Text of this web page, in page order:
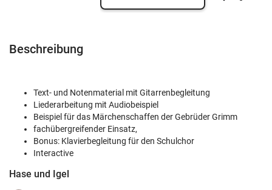
Beschreibung
Text- und Notenmaterial mit Gitarrenbegleitung
Liederarbeitung mit Audiobeispiel
Beispiel für das Märchenschaffen der Gebrüder Grimm
fachübergreifender Einsatz,
Bonus: Klavierbegleitung für den Schulchor
Interactive
Hase und Igel